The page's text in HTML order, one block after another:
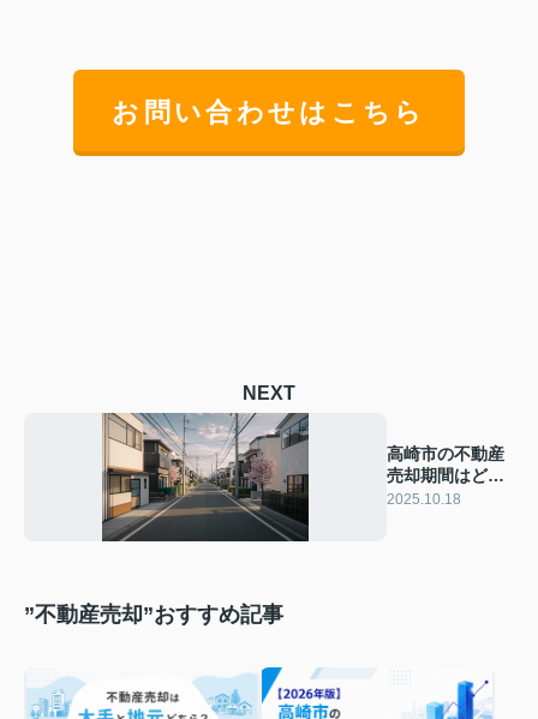
お問い合わせはこちら
NEXT
高崎市の不動産
売却期間はどれ
くらい？平均と
2025.10.18
”不動産売却”おすすめ記事